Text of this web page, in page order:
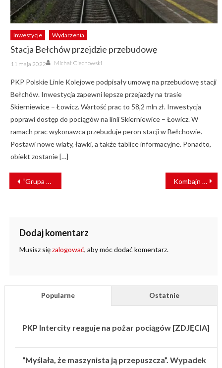
Inwestycje Wydarzenia
Stacja Bełchów przejdzie przebudowę
Posted
on
11 maja 2022 Author
Michał Ciechowski
PKP Polskie Linie Kolejowe podpisały umowę na przebudowę stacji
Bełchów. Inwestycja zapewni lepsze przejazdy na trasie
Skierniewice – Łowicz. Wartość prac to 58,2 mln zł. Inwestycja
poprawi dostęp do pociągów na linii Skierniewice – Łowicz. W
ramach prac wykonawca przebuduje peron stacji w Bełchowie.
Postawi nowe wiaty, ławki, a także tablice informacyjne. Ponadto,
obiekt zostanie […]
NAWIGACJA
WPISU
“Grupa PKP jest otwarta na współpracę z biznesem”. Ruszyła XVIII konferencja „Telekomunikacja i Informatyka na Kolei” Kombajn wjechał pod pociąg. Groźny wypadek na Ukrainie [ZDJĘCIA]
Dodaj komentarz
Musisz sięzalogować, aby móc dodać komentarz.
Popularne Ostatnie
PKP Intercity reaguje na pożar pociągów [ZDJĘCIA]
“Myślała, że maszynista ją przepuszcza”. Wypadek